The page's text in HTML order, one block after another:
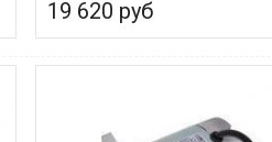
19 620 руб